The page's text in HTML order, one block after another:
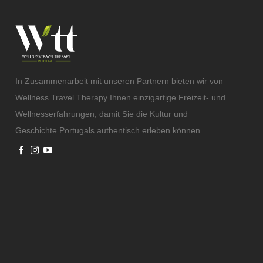
In Zusammenarbeit mit unseren Partnern bieten wir von
Wellness Travel Therapy Ihnen einzigartige Freizeit- und
Wellnesserfahrungen, damit Sie die Kultur und
Geschichte Portugals authentisch erleben können.